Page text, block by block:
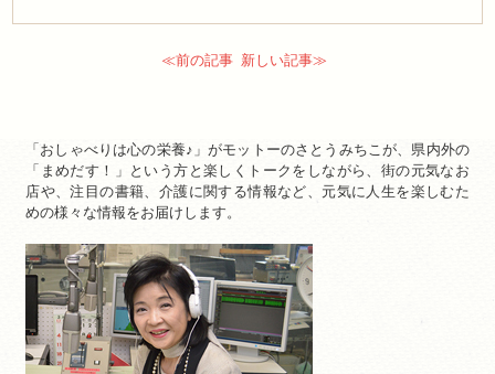
≪前の記事 新しい記事≫
「おしゃべりは心の栄養♪」がモットーのさとうみちこが、県内外の
「まめだす！」という方と楽しくトークをしながら、街の元気なお
店や、注目の書籍、介護に関する情報など、元気に人生を楽しむた
めの様々な情報をお届けします。